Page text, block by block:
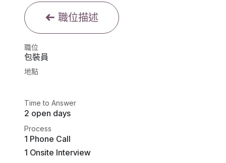
職位描述
職位
包裝員
地點
Time to Answer
2 open days
Process
1 Phone Call
1 Onsite Interview